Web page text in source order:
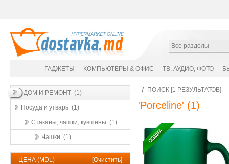
Все разделы
ГАДЖЕТЫ КОМПЬЮТЕРЫ & ОФИС ТВ, АУДИО, ФОТО
ДОМ И РЕМОНТ (1)
Посуда и утварь (1)
Стаканы, чашки, кувшины (1)
Чашки (1)
ЦЕНА (MDL) [Очистить]
ПОИСК [1 РЕЗУЛЬТАТОВ]
'Porceline' (1)